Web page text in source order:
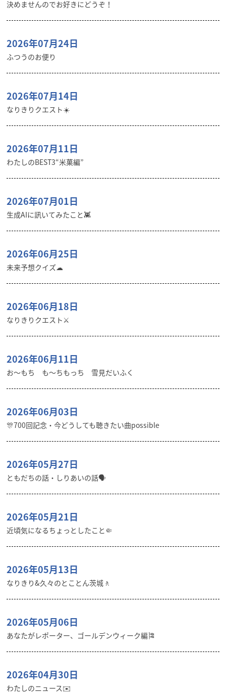
決めませんのでお好きにどうぞ！
2026年07月24日
ふつうのお便り
2026年07月14日
なりきりクエスト☀️
2026年07月11日
わたしのBEST3“米菓編”
2026年07月01日
生成AIに訊いてみたこと👾
2026年06月25日
未来予想クイズ☁︎
2026年06月18日
なりきりクエスト⚔️
2026年06月11日
お〜もち も〜ちもっち 雪見だいふく
2026年06月03日
🎊700回記念・今どうしても聴きたい曲possible
2026年05月27日
ともだちの話・しりあいの話🗣️
2026年05月21日
近頃気になるちょっとしたこと🤏
2026年05月13日
なりきり&久々のとことん茨城🚶
2026年05月06日
あなたがレポーター、ゴールデンウィーク編🎏
2026年04月30日
わたしのニュース✉️